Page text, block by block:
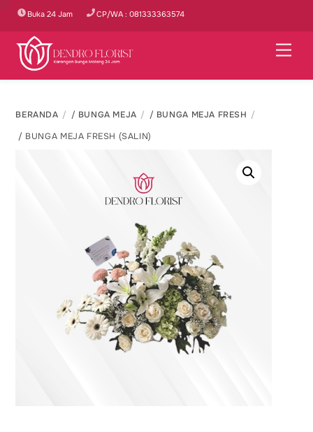
Skip
content
Buka 24 Jam CP/WA : 081333363574
BERANDA / BUNGA MEJA / BUNGA MEJA FRESH
/ BUNGA MEJA FRESH (SALIN)